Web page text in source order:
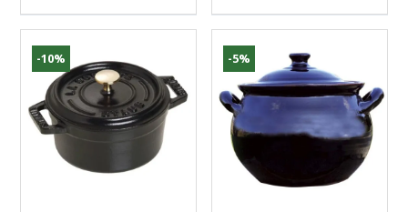
(9 avis)
-10% -5%